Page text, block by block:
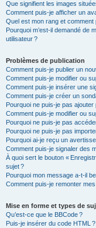
Que signifient les images
Comment puis-je afficher un
Quel est mon rang et comment
Pourquoi m’est-il demandé de
utilisateur ?
Problèmes de publication
Comment puis-je publier un
Comment puis-je modifier ou
Comment puis-je insérer une
Comment puis-je créer un
Pourquoi ne puis-je pas ajouter
Comment puis-je modifier ou
Pourquoi ne puis-je pas
Pourquoi ne puis-je pas
Pourquoi ai-je reçu un
Comment puis-je signaler des
À quoi sert le bouton «
sujet ?
Pourquoi mon message a-t-il
Comment puis-je remonter
Mise en forme et types de
Qu’est-ce que le BBCode ?
Puis-je insérer du code HTML ?